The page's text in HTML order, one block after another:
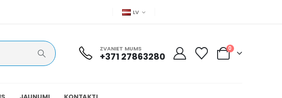
LV
ZVANIET MUMS
+371 27863280
0